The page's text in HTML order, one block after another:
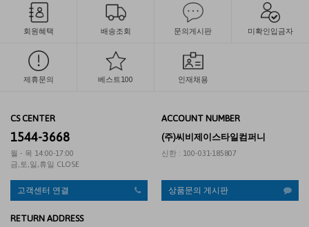
회원혜택 배송조회 문의게시판 미확인입금자
제휴문의 베스트100 인재채용
CS CENTER
1544-3668
월 - 목 14:00-17:00
금,토,일,휴일 CLOSE
ACCOUNT NUMBER
(주)씨비제이스타일컴퍼니
신한 : 100-031-185807
고객센터 연결 상품문의 게시판
RETURN ADDRESS